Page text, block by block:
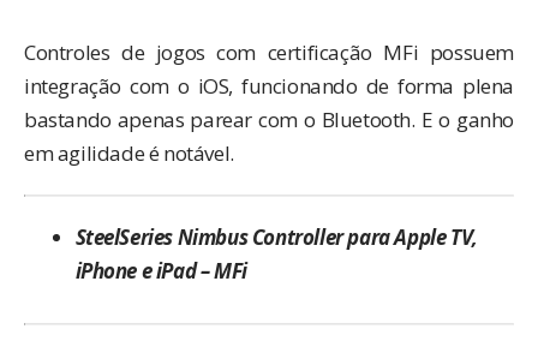
Controles de jogos com certificação MFi possuem
integração com o iOS, funcionando de forma plena
bastando apenas parear com o Bluetooth. E o ganho
em agilidade é notável.
SteelSeries Nimbus Controller para Apple TV,
iPhone e iPad – MFi